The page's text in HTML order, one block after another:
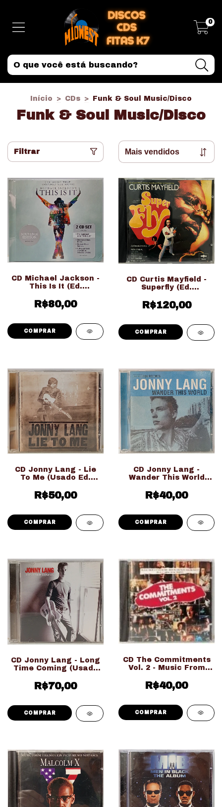
0
Início > CDs > Funk & Soul Music/Disco
Funk & Soul Music/Disco
Filtrar
CD Michael Jackson -
This Is It (Ed.
Digipack LACRADO!!!)
R$80,00
CD Curtis Mayfield -
Superfly (Ed.
R$120,00
CD Jonny Lang - Lie
To Me (Usado Ed.
R$50,00
CD Jonny Lang -
Wander This World
R$40,00
CD Jonny Lang - Long
Time Coming (Usado
R$70,00
CD The Commitments
Vol. 2 - Music From
Picture (Usado Ed.
Nacional)
R$40,00